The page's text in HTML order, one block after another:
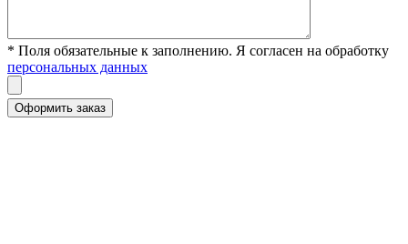
* Поля обязательные к заполнению. Я согласен на обработку
персональных данных